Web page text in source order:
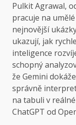
Pulkit Agrawal,
pracuje na
nejnovější
ukazují, jak
inteligence
schopný
že Gemini
správně
na tabuli v
ChatGPT od